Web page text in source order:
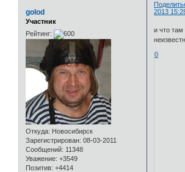
2013
golod
Участник
Рейтинг:
Откуда: Новосибирск
Зарегистрирован: 08-03-2011
Сообщений: 11348
Уважение: +3549
Позитив: +4414
и что там
0